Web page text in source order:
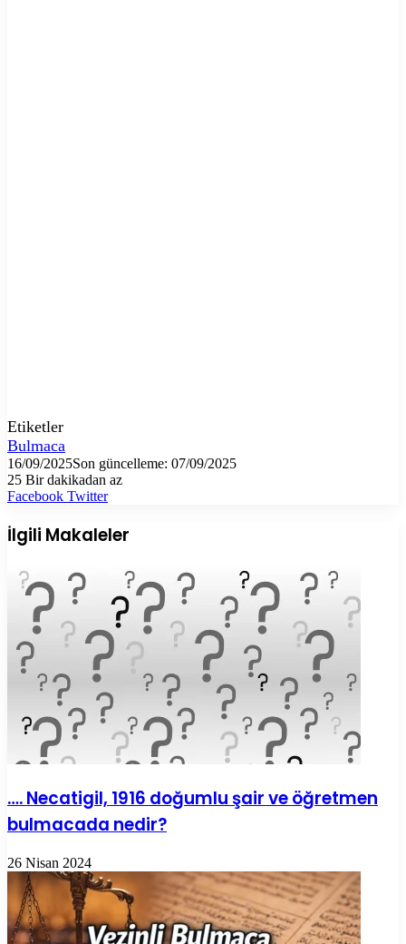
Etiketler
Bulmaca
16/09/2025Son güncelleme: 07/09/2025
25 Bir dakikadan az
Facebook TwitterLinkedIn
Tumblr
Pinterest
Reddit
VKontakte
E-
ile
paylaş
Yazdır
İlgili Makaleler
…. Necatigil, 1916 doğumlu şair ve öğretmen
bulmacada nedir?
26 Nisan 2024